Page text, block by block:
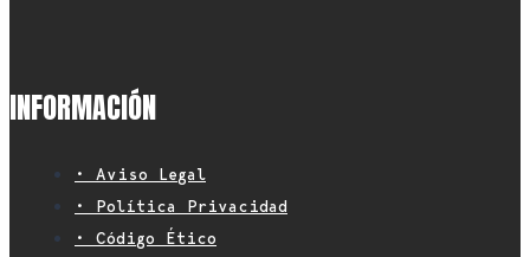
INFORMACIÓN
• Aviso Legal
• Política Privacidad
• Código Ético